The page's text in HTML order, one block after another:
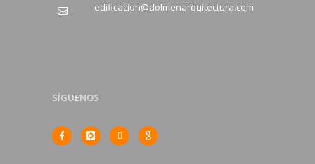
edificacion@dolmenarquitectura.com
SÍGUENOS